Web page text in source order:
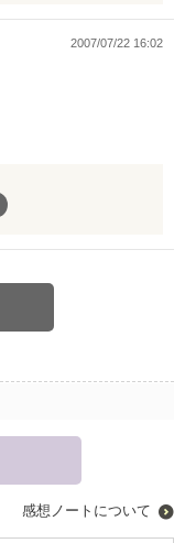
い。 2007/07/22 16:02
いってもブルーのツ
ンバーの虜になる事
間違いなし！
感想ノートについて